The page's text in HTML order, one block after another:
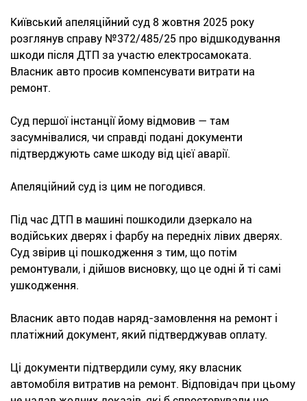
Київський апеляційний суд 8 жовтня 2025 року
розглянув справу №372/485/25 про відшкодування
шкоди після ДТП за участю електросамоката.
Власник авто просив компенсувати витрати на
ремонт.
Суд першої інстанції йому відмовив — там
засумнівалися, чи справді подані документи
підтверджують саме шкоду від цієї аварії.
Апеляційний суд із цим не погодився.
Під час ДТП в машині пошкодили дзеркало на
водійських дверях і фарбу на передніх лівих дверях.
Суд звірив ці пошкодження з тим, що потім
ремонтували, і дійшов висновку, що це одні й ті самі
ушкодження.
Власник авто подав наряд-замовлення на ремонт і
платіжний документ, який підтверджував оплату.
Ці документи підтвердили суму, яку власник
автомобіля витратив на ремонт. Відповідач при цьому